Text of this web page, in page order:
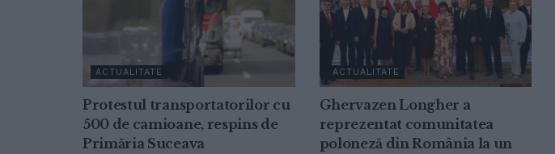
ACTUALITATE
Protestul transportatorilor cu
500 de camioane, respins de
Primăria Suceava
ACTUALITATE
Ghervazen Longher a
reprezentat comunitatea
poloneză din România la un